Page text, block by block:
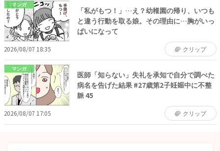
マンガ
「私がもつ！」…え？幼稚園の帰り、いつも
と違う行動を取る娘。その理由に…胸がいっ
ぱいになって
2026/08/07 18:35 クリップ
マンガ
医師「知らない」失礼を承知で自分で調べた
病名を告げた結果 #27歳第2子妊娠中に不整
脈 45
2026/08/07 17:05 クリップ